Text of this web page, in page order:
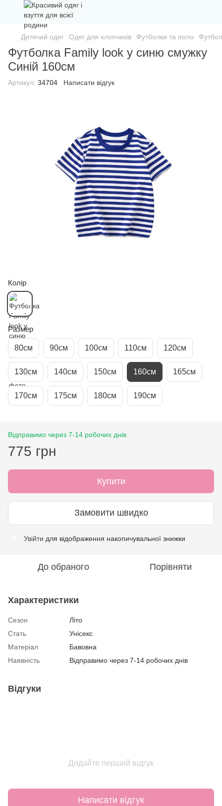
Дитячий одяг Одяг для хлопчиків Футболки та поло
Футболка Family look у синю смужку
Синій 160см
Артикул: 34704 Написати відгук
Колір
Размер
80см 90см 100см 110см 120см
130см 140см 150см 160см 165см
170см 175см 180см 190см
Відправимо через 7-14 робочих днів
775 грн
Купити
Замовити швидко
Увійти для відображення накопичувальної знижки
До обраного Порівняти
Характеристики
Сезон
Літо
Стать
Унісекс
Матеріал
Бавовна
Наявність
Відправимо через 7-14 робочих днів
Відгуки
Додайте перший відгук
Написати відгук